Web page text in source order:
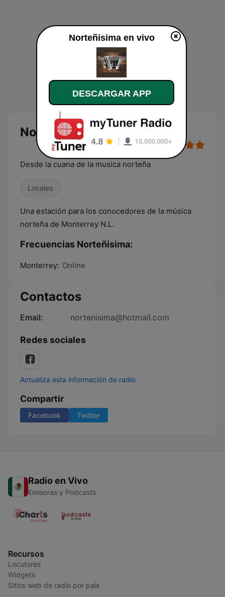
Norteñisima en vivo
Desde la cuana de la musica norteña
Locales
Una estación para los conocedores de la música
norteña de Monterrey N.L.
Frecuencias Norteñisima:
Monterrey: Online
Contactos
Email: nortenisima@hotmail.com
Redes sociales
Actualiza esta información de radio
Compartir
Facebook Twitter
Radio en Vivo
Emisoras y Podcasts
Recursos
Locutores
Widgets
Sitios web de radio por país
Norteñisima en vivo
DESCARGAR APP